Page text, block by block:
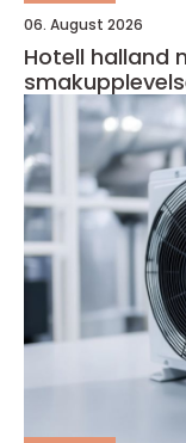
06. August 2026
Hotell halland natur, stillhet och